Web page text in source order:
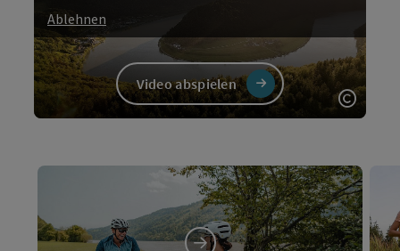
Video abspielen
Ablehnen